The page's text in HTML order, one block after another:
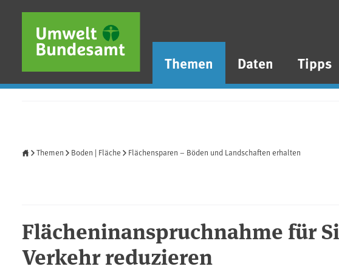
Direkt zum Inhalt
Direkt zum Hauptmenü
Direkt zur Fußzeile
Themen Daten Tipps
Themen Boden | Fläche Flächensparen – Böden und Landschaften erhalten
Flächeninanspruchnahme für
Verkehr reduzieren